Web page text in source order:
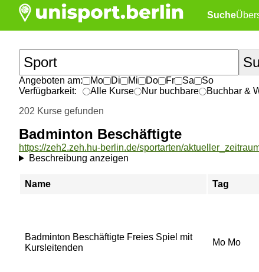
Suche
Angeboten am: Mo Di Mi Do Fr Sa
So
Verfügbarkeit:
Alle Kurse Nur buchbare
Buchbar &
202 Kurse gefunden
Badminton Beschäftigte
Beschreibung anzeigen
Name Tag
Badminton Beschäftigte Freies Spiel mit
Kursleitenden
Mo Mo